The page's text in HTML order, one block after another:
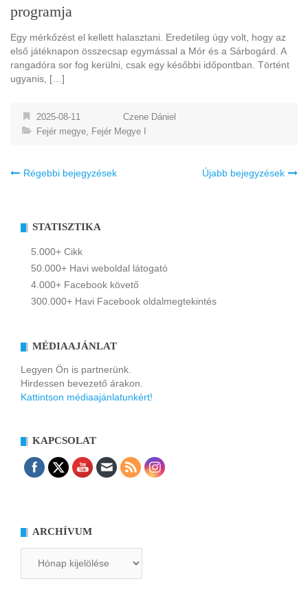
programja
Egy mérkőzést el kellett halasztani. Eredetileg úgy volt, hogy az
első játéknapon összecsap egymással a Mór és a Sárbogárd. A
rangadóra sor fog kerülni, csak egy későbbi időpontban. Történt
ugyanis, […]
2025-08-11
Czene Dániel
Fejér megye
Fejér Megye I
Bejegyzés
Régebbi bejegyzések Újabb bejegyzések
STATISZTIKA
5.000+ Cikk
50.000+ Havi weboldal látogató
4.000+ Facebook követő
300.000+ Havi Facebook oldalmegtekintés
MÉDIAAJÁNLAT
Legyen Ön is partnerünk.
Hirdessen bevezető árakon.
Kattintson médiaajánlatunkért!
KAPCSOLAT
ARCHÍVUM